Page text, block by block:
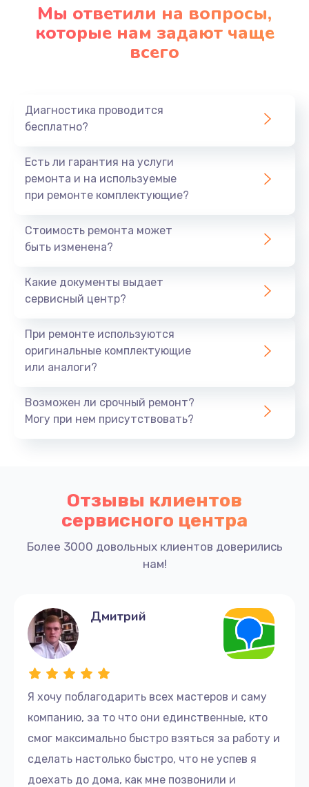
Мы ответили на вопросы,
которые нам задают чаще
всего
Диагностика проводится
бесплатно?
Есть ли гарантия на услуги
ремонта и на используемые
при ремонте комплектующие?
Стоимость ремонта может
быть изменена?
Какие документы выдает
сервисный центр?
При ремонте используются
оригинальные комплектующие
или аналоги?
Возможен ли срочный ремонт?
Могу при нем присутствовать?
Отзывы клиентов
сервисного центра
Более 3000 довольных клиентов доверились
нам!
Я хочу поблагодарить всех мастеров и саму
компанию, за то что они единственные, кто
смог максимально быстро взяться за работу и
сделать настолько быстро, что не успев я
доехать до дома, как мне позвонили и
Дмитрий